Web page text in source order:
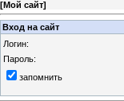
[Мой сайт]
Вход на сайт
Логин:
Пароль:
запомнить